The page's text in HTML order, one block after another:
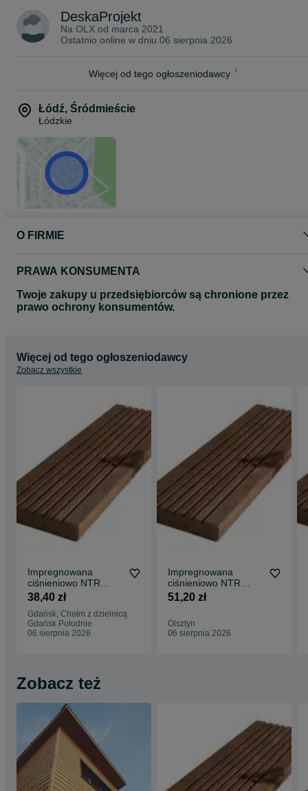
DeskaProjekt
Na OLX od marca 2021
Ostatnio online w dniu 06 sierpnia 2026
Więcej od tego ogłoszeniodawcy
Łódź, Śródmieście
Łódzkie
O FIRMIE
PRAWA KONSUMENTA
Twoje zakupy u przedsiębiorców są chronione przez
prawo ochrony konsumentów.
Więcej od tego ogłoszeniodawcy
Zobacz wszystkie
Impregnowana
ciśnieniowo NTR
sosnowa deska
tarasowa
27x145x3000
38,40 zł
Gdańsk, Chełm z dzielnicą
Gdańsk Południe
06 sierpnia 2026
Impregnowana
ciśnieniowo NTR
sosnowa deska
tarasowa
51,20 zł
Olsztyn
06 sierpnia 2026
Zobacz też